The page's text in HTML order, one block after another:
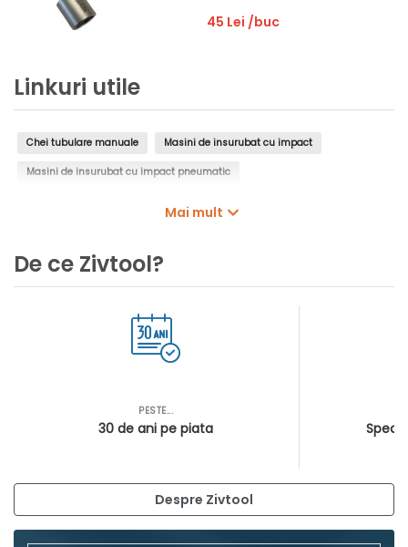
45 Lei /buc
Linkuri utile
Chei tubulare manuale Masini de insurubat cu impact
Masini de insurubat cu impact pneumatic
Antrenoare chei tubulare
Mai mult
De ce Zivtool?
PESTE...
30 de ani pe piata
Despre Zivtool